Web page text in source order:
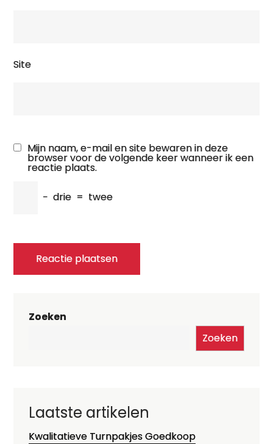
Site
Mijn naam, e-mail en site bewaren in deze
browser voor de volgende keer wanneer ik een
reactie plaats.
− drie = twee
Zoeken
Zoeken
Laatste artikelen
Kwalitatieve Turnpakjes Goedkoop